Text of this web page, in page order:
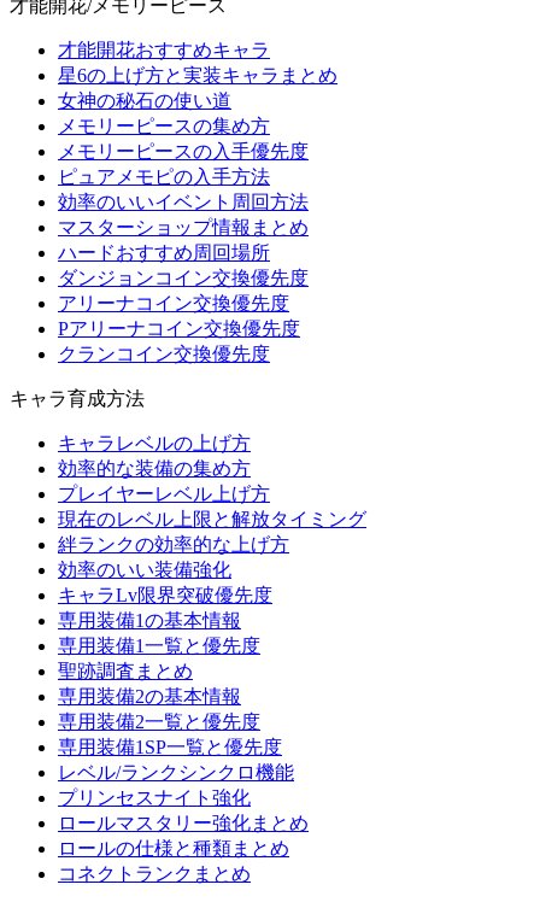
才能開花/メモリーピース
才能開花おすすめキャラ
星6の上げ方と実装キャラまとめ
女神の秘石の使い道
メモリーピースの集め方
メモリーピースの入手優先度
ピュアメモピの入手方法
効率のいいイベント周回方法
マスターショップ情報まとめ
ハードおすすめ周回場所
ダンジョンコイン交換優先度
アリーナコイン交換優先度
Pアリーナコイン交換優先度
クランコイン交換優先度
キャラ育成方法
キャラレベルの上げ方
効率的な装備の集め方
プレイヤーレベル上げ方
現在のレベル上限と解放タイミング
絆ランクの効率的な上げ方
効率のいい装備強化
キャラLv限界突破優先度
専用装備1の基本情報
専用装備1一覧と優先度
聖跡調査まとめ
専用装備2の基本情報
専用装備2一覧と優先度
専用装備1SP一覧と優先度
レベル/ランクシンクロ機能
プリンセスナイト強化
ロールマスタリー強化まとめ
ロールの仕様と種類まとめ
コネクトランクまとめ